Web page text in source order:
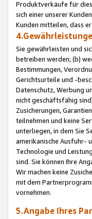
Produktverkäufe für
sich einer unserer
Kunden mitteilen, dass
Sie gewährleisten und
betreiben werden; (b)
Bestimmungen,
Gerichtsurteile und -
Datenschutz, Werbung
nicht geschäftsfähig
Zusicherungen,
teilnehmen und keine
unterliegen, in dem Sie
amerikanische Ausfuhr-
Technologie und
sind. Sie können Ihre
Wir machen keine
mit dem
vornehmen.
5.Angabe Ihres